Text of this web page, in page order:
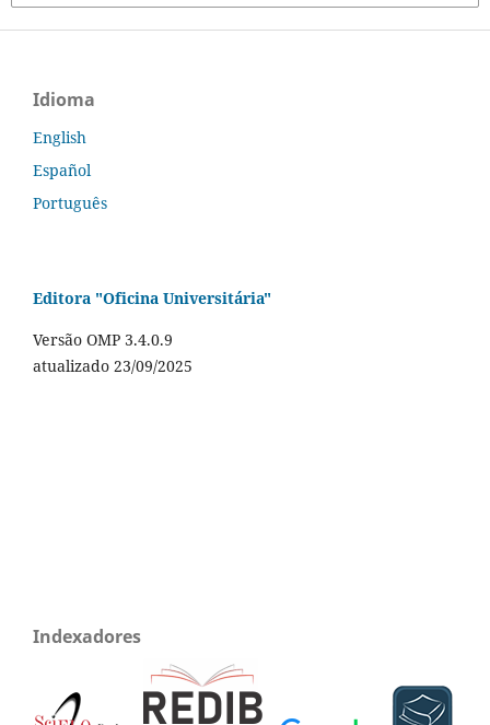
Idioma
English
Español
Português
Editora "Oficina Universitária"
Versão OMP 3.4.0.9
atualizado 23/09/2025
Indexadores